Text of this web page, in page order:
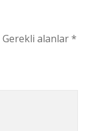
Gerekli alanlar*